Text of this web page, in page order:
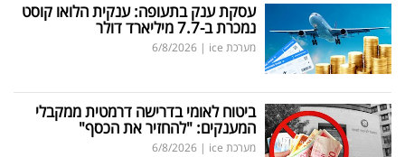
עסקת ענק בתעופה: ענקית הלואו קוסט
נמכרת ב-7.7 מיליארד דולר
מערכת ice |
6/8/2026
ביטוח לאומי בדרישה דרמטית ממקבלי
המענקים: "להחזיר את הכסף"
מערכת ice |
6/8/2026